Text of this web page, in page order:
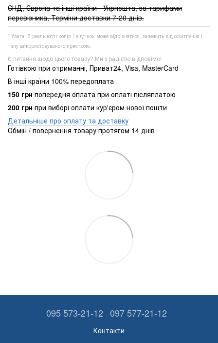
СНД, Європа та інші країни - Укрпошта, за тарифами
перевізника, Терміни доставки 7-20 днів.
* Увага! В реальності колір і відтінок може відрізнятися, залежить від освітлення і
типу використовуваного пристрою.
Є питання щодо цього товару? Ми з радістю відповімо!
Готівкою при отриманні, Приват24, Visa, MasterCard
В інші країни 100% передоплата
150 грн попередня оплата при оплаті післяплатою
200 грн при виборі оплати кур'єром нової пошти
Детальніше про оплату та доставку
Обмін / повернення товару протягом 14 днів
095 573-21-12 097 577-21-12
Контакти